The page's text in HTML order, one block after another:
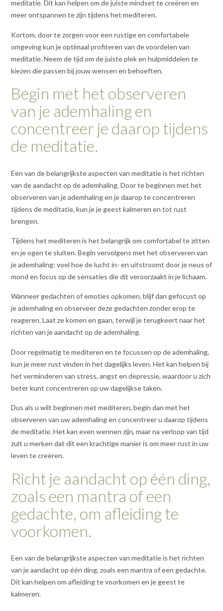
meditatie. Dit kan helpen om de juiste mindset te creëren en
meer ontspannen te zijn tijdens het mediteren.
Kortom, door te zorgen voor een rustige en comfortabele
omgeving kun je optimaal profiteren van de voordelen van
meditatie. Neem de tijd om de juiste plek en hulpmiddelen te
kiezen die passen bij jouw wensen en behoeften.
Begin met het observeren
van je ademhaling en
concentreer je daarop tijdens
de meditatie.
Een van de belangrijkste aspecten van meditatie is het richten
van de aandacht op de ademhaling. Door te beginnen met het
observeren van je ademhaling en je daarop te concentreren
tijdens de meditatie, kun je je geest kalmeren en tot rust
brengen.
Tijdens het mediteren is het belangrijk om comfortabel te zitten
en je ogen te sluiten. Begin vervolgens met het observeren van
je ademhaling: voel hoe de lucht in- en uitstroomt door je neus of
mond en focus op de sensaties die dit veroorzaakt in je lichaam.
Wanneer gedachten of emoties opkomen, blijf dan gefocust op
je ademhaling en observeer deze gedachten zonder erop te
reageren. Laat ze komen en gaan, terwijl je terugkeert naar het
richten van je aandacht op de ademhaling.
Door regelmatig te mediteren en te focussen op de ademhaling,
kun je meer rust vinden in het dagelijks leven. Het kan helpen bij
het verminderen van stress, angst en depressie, waardoor u zich
beter kunt concentreren op uw dagelijkse taken.
Dus als u wilt beginnen met mediteren, begin dan met het
observeren van uw ademhaling en concentreer u daarop tijdens
de meditatie. Het kan even wennen zijn, maar na verloop van tijd
zult u merken dat dit een krachtige manier is om meer rust in uw
leven te creëren.
Richt je aandacht op één ding,
zoals een mantra of een
gedachte, om afleiding te
voorkomen.
Een van de belangrijkste aspecten van meditatie is het richten
van je aandacht op één ding, zoals een mantra of een gedachte.
Dit kan helpen om afleiding te voorkomen en je geest te
kalmeren.